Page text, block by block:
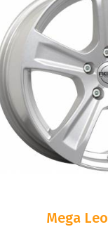
Mega